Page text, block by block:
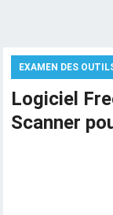
EXAMEN DES
Logiciel
Scanner